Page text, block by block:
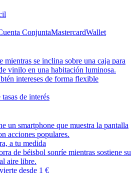
ConjuntaMastercardWallet
intereses de forma flexible
de interés
a tu medida
desde 1 €